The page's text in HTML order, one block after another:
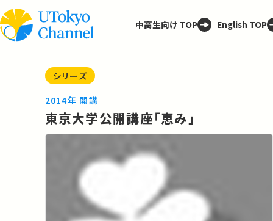
中高生向け TOP English TOP
シリーズ
2014年 開講
東京大学公開講座「恵み」